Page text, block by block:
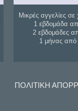
Μικρές αγγελίες σε
1 εβδομάδα
2 εβδομάδες
1 μήνας
ΠΟΛΙΤΙΚΗ